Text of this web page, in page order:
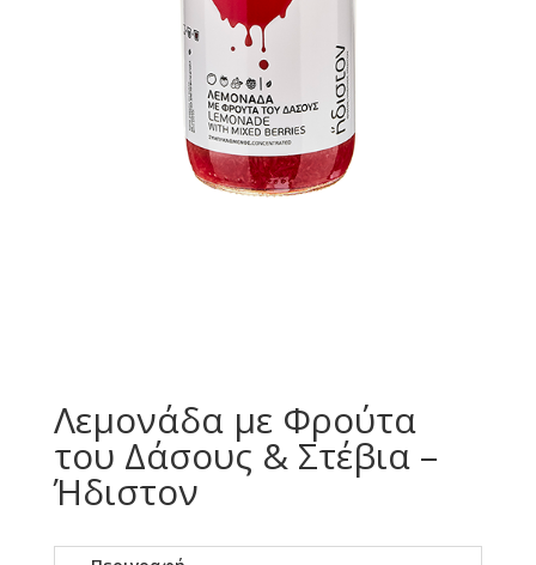
Λεμονάδα με Φρούτα
του Δάσους & Στέβια –
Ήδιστον